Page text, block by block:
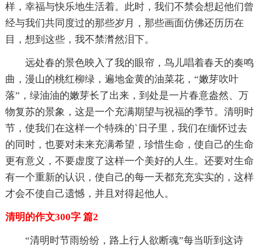
样，幸福与快乐地生活着。此时，我们不禁会想起他们曾
经与我们共同度过的那些岁月，那些画面仿佛还历历在
目，想到这些，我不禁潸然泪下。
远处春的景色映入了我的眼帘，鸟儿唱着春天的奏鸣
曲，漫山的桃红柳绿，遍地金黄的油菜花，“嫩芽吹叶
落”，绿油油的嫩芽长了出来，到处是一片春意盎然、万
物复苏的景象，这是一个充满期望与祝福的季节。清明时
节，使我们在这样一个特殊的`日子里，我们在缅怀过去
的同时，也要对未来充满希望，珍惜生命，使自己的生命
更有意义，不要虚度了这样一个美好的人生。还要对生命
有一个重新的认识，使自己的每一天都充充实实的，这样
才会不使自己遗憾，并且对得起他人。
清明的作文300字 篇2
“清明时节雨纷纷，路上行人欲断魂”每当听到这诗